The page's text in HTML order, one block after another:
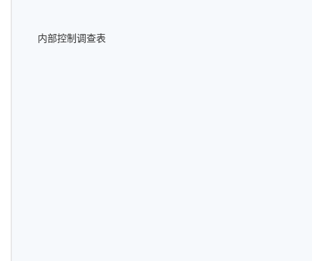
内部控制调查表